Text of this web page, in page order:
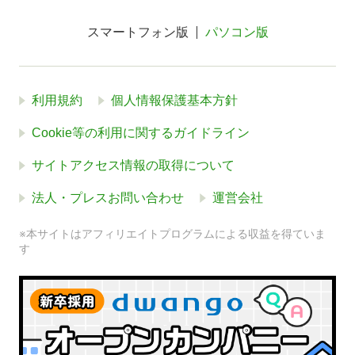
スマートフォン版 パソコン版
利用規約 個人情報保護基本方針
Cookie等の利用に関するガイドライン
サイトアクセス情報の取得について
法人・プレスお問い合わせ 運営会社
※本サイトはアフィリエイトプログラムによる収益を得ていま
す